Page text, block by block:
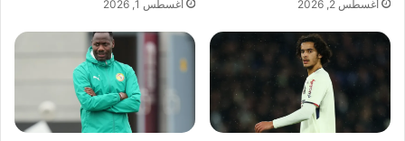
أغسطس 2, 2026 أغسطس 1, 2026